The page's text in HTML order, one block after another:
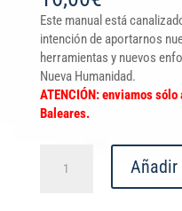
Este manual está
intención de aportarnos
herramientas y nuevos
Nueva Humanidad.
ATENCIÓN: enviamos
Baleares.
amanecer